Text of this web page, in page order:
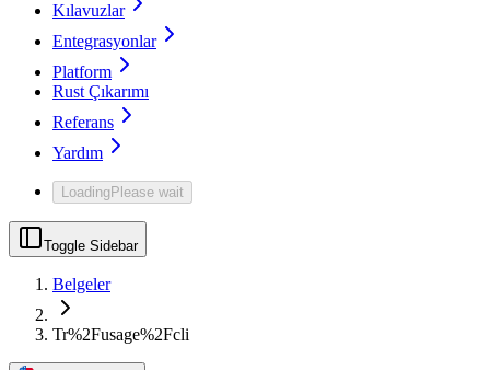
Kılavuzlar
Entegrasyonlar
Platform
Rust Çıkarımı
Referans
Yardım
LoadingPlease wait
Toggle Sidebar
Belgeler
Tr%2Fusage%2Fcli